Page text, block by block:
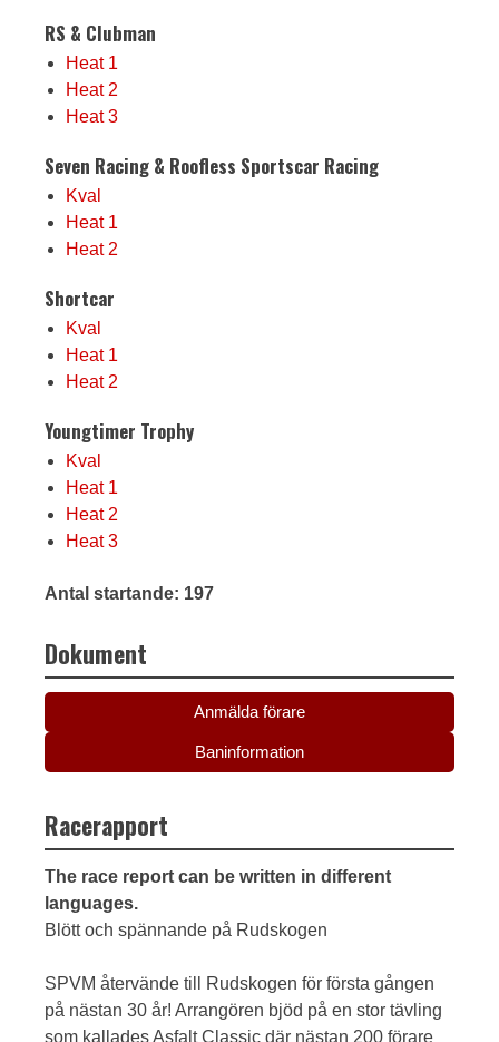
RS & Clubman
Heat 1
Heat 2
Heat 3
Seven Racing & Roofless Sportscar Racing
Kval
Heat 1
Heat 2
Shortcar
Kval
Heat 1
Heat 2
Youngtimer Trophy
Kval
Heat 1
Heat 2
Heat 3
Antal startande: 197
Dokument
Anmälda förare
Baninformation
Racerapport
The race report can be written in different
languages.
Blött och spännande på Rudskogen
SPVM återvände till Rudskogen för första gången
på nästan 30 år! Arrangören bjöd på en stor tävling
som kallades Asfalt Classic där nästan 200 förare